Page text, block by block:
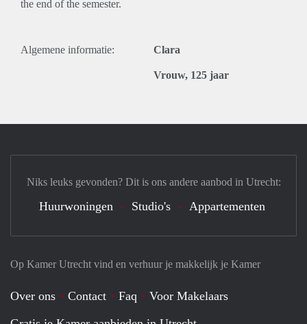
the end of the semester.
Algemene informatie: Clara
Vrouw, 125 jaar
Op Kamer Utrecht vind en verhuur je makkelijk je Kamer
Over ons Contact Faq
Voor Makelaars
Niks leuks gevonden? Dit is ons andere aanbod in Utrecht:
Huurwoningen Studio's Appartementen